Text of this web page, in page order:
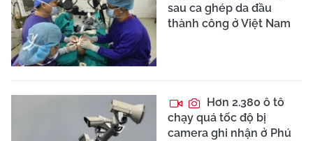
sau ca ghép da đầu
thành công ở Việt Nam
Hơn 2.380 ô tô
chạy quá tốc độ bị
camera ghi nhận ở Phú